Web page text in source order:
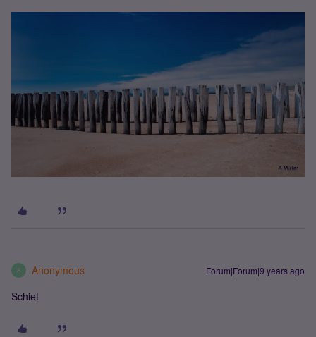
A Anonymous Forum|Forum|9 years ago
Schiet